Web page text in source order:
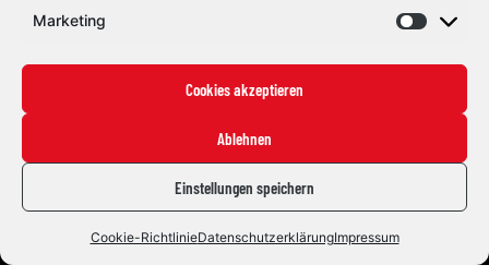
Marketing
Cookies akzeptieren
Ablehnen
Einstellungen speichern
Cookie-RichtlinieDatenschutzerklärungImpressum